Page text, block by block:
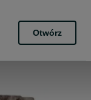
Otwórz